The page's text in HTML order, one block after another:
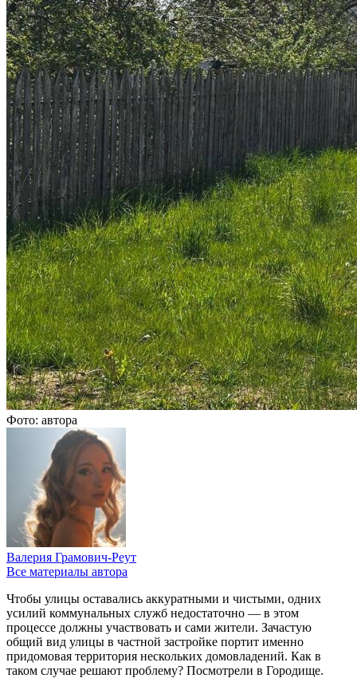
Фото: автора
Валерия Грамович-Реут
Все материалы автора
Чтобы улицы оставались аккуратными и чистыми, одних
усилий коммунальных служб недостаточно — в этом
процессе должны участвовать и сами жители. Зачастую
общий вид улицы в частной застройке портит именно
придомовая территория нескольких домовладений. Как в
таком случае решают проблему? Посмотрели в Городище.